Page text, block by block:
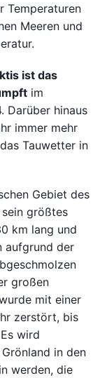
Temperaturen
Meeren und
ist das
im
Darüber hinaus
immer mehr
Tauwetter in
Gebiet des
größtes
km lang und
aufgrund der
großen
mit einer
zerstört, bis
wird
in den
werden, die